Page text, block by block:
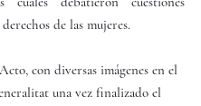
de las mujeres.
con diversas imágenes en el
una vez finalizado el